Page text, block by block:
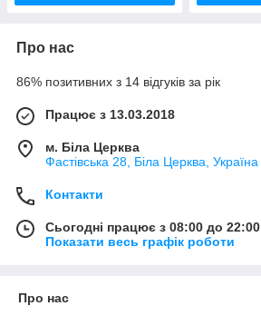
Про нас
86% позитивних з 14 відгуків за рік
Працює з 13.03.2018
м. Біла Церква
Фастівська 28, Біла Церква, Україна
Контакти
Сьогодні працює з 08:00 до 22:00
Показати весь графік роботи
Про нас